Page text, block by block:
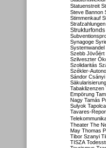
Statuenstreit
Steve Bannon
Stimmenkauf
Strafzahlungen
Strukturfonds
Synagoge
Systemwandel
Szebb Jövőért
Szilveszter
Szolidaritás
Székler-
Sándor Csányi
Säkularisierung
Tabaklizenzen
Empörung
Nagy Tamás
Sulyok Tapolca
Tavares-
Theater The
May Thomas
Tibor Szanyi
TISZA